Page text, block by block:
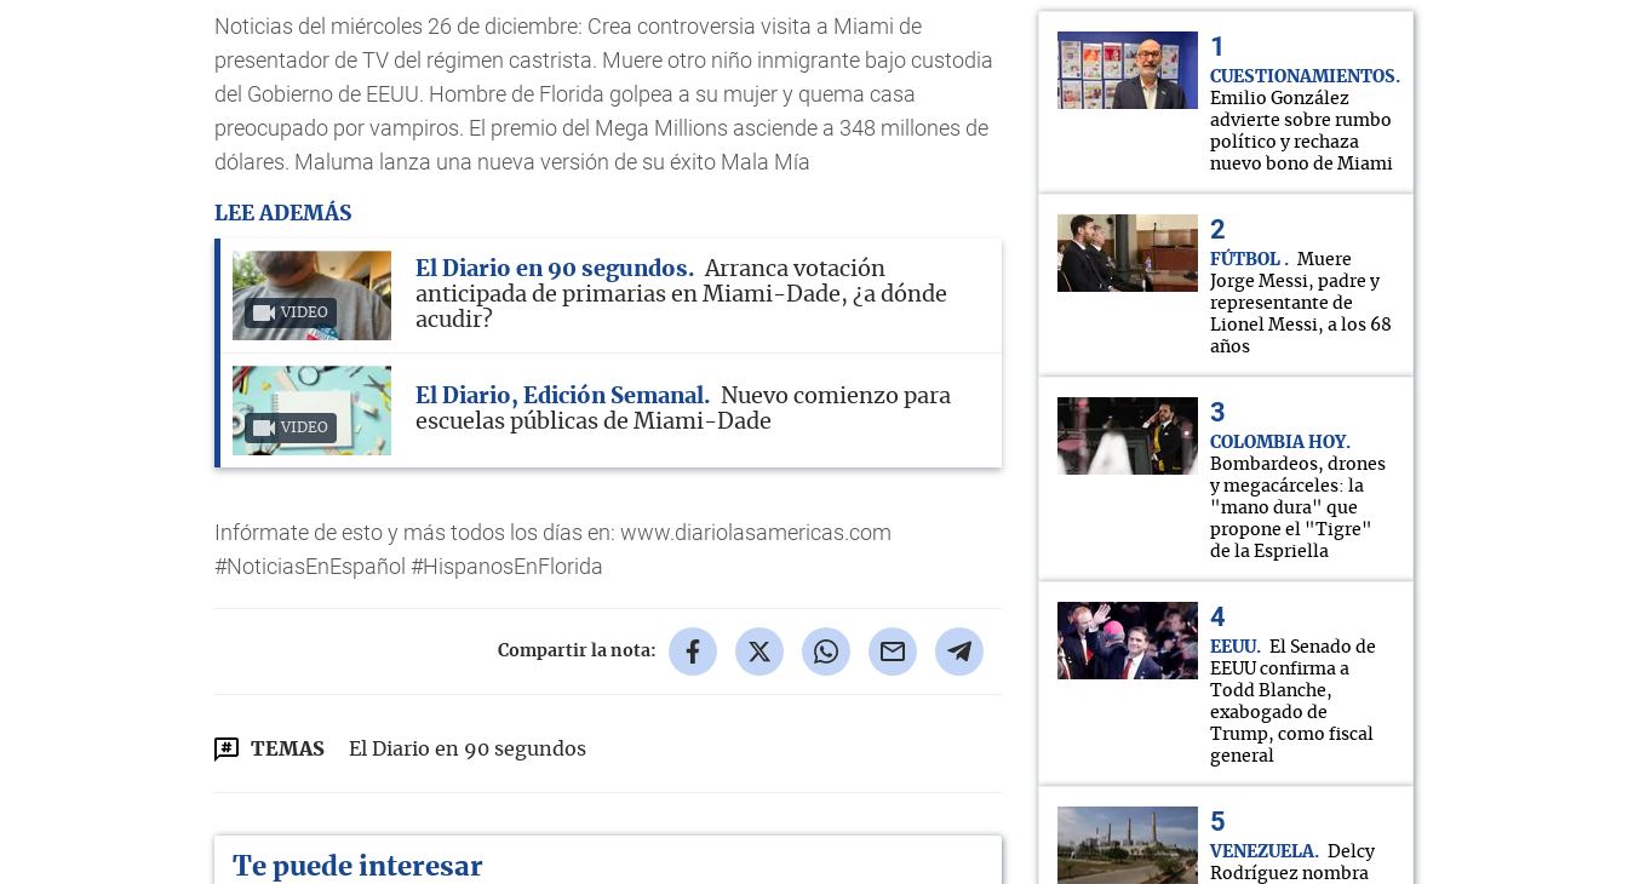
Noticias del miércoles 26 de diciembre: Crea controversia visita a Miami de
presentador de TV del régimen castrista. Muere otro niño inmigrante bajo custodia
del Gobierno de EEUU. Hombre de Florida golpea a su mujer y quema casa
preocupado por vampiros. El premio del Mega Millions asciende a 348 millones de
dólares. Maluma lanza una nueva versión de su éxito Mala Mía
LEE ADEMÁS
VIDEO
El Diario en 90 segundos
Arranca votación
anticipada de primarias en Miami-Dade, ¿a dónde
acudir?
VIDEO
El Diario, Edición Semanal
Nuevo comienzo para
escuelas públicas de Miami-Dade
Infórmate de esto y más todos los días en: www.diariolasamericas.com
#NoticiasEnEspañol #HispanosEnFlorida
Compartir la nota:
TEMAS El Diario en 90 segundos
Te puede interesar
CUESTIONAMIENTOS
Emilio González
advierte sobre rumbo
político y rechaza
nuevo bono de Miami
FÚTBOL
Muere
Jorge Messi, padre y
representante de
Lionel Messi, a los 68
años
COLOMBIA HOY
Bombardeos, drones
y megacárceles: la
"mano dura" que
propone el "Tigre"
de la Espriella
EEUU
El Senado de
EEUU confirma a
Todd Blanche,
exabogado de
Trump, como fiscal
general
VENEZUELA
Delcy
Rodríguez nombra